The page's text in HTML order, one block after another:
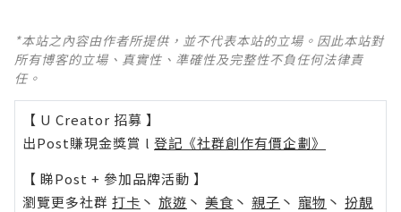
*本站之內容由作者所提供，並不代表本站的立場。因此本站對
所有博客的立場、真實性、準確性及完整性不負任何法律責
任。
【 U Creator 招募 】
出Post賺現金獎賞 l 登記《社群創作有價企劃》
【 睇Post + 參加品牌活動 】
瀏覽更多社群 打卡 丶 旅遊 丶 美食 丶 親子 丶 寵物 丶 扮靚